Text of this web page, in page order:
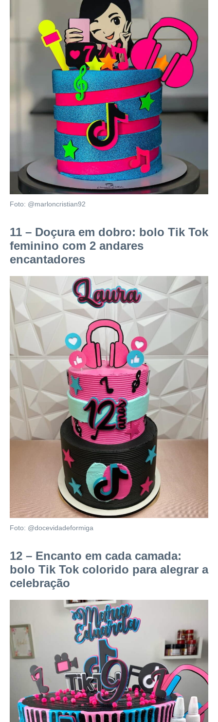
Foto: @marloncristian92
11 – Doçura em dobro: bolo Tik Tok
feminino com 2 andares
encantadores
Foto: @docevidadeformiga
12 – Encanto em cada camada:
bolo Tik Tok colorido para alegrar a
celebração